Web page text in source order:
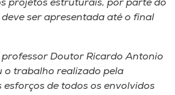
projetos estruturais, por parte do
ser apresentada até o final
professor Doutor Ricardo Antonio
o trabalho realizado pela
esforços de todos os envolvidos